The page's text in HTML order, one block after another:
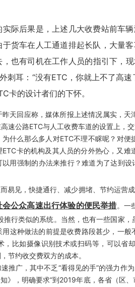
际后果是，上述几大收费站前车
货车在人工通道排起长队，大量
也有司机在工作人员的指引下，
刺耳：“没有ETC，你就上不了高
卡的设计者们的下怀。
回应称，媒体所报上述情况属实，天
速公路ETC与人工收费车道的设置上，
么那么多人对ETC不理不睬呢？对便
卡的机构及其人员的分外热心，又
用强制的办法来推行？难道为了达到
见，快捷通行、减少拥堵、节约运营成
公众高速出行体验的便民举措。一
行类似的系统。当然，也有一些国家
这种做法的前提是收费路段甚少，一
，比如摄像识别技术或扫码等，可以省
节约收交费双方的成本。
广，其中不乏“看得见的手”的强力作
》，明确要求“到2019年底，各省（区